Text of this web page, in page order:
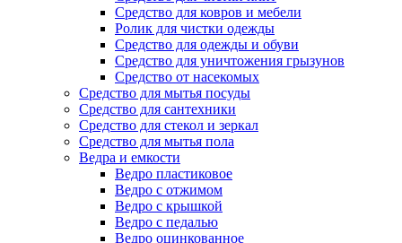
Средство для ковров и мебели
Ролик для чистки одежды
Средство для одежды и обуви
Средство для уничтожения грызунов
Средство от насекомых
Средство для мытья посуды
Средство для сантехники
Средство для стекол и зеркал
Средство для мытья пола
Ведра и емкости
Ведро пластиковое
Ведро с отжимом
Ведро с крышкой
Ведро с педалью
Ведро оцинкованное